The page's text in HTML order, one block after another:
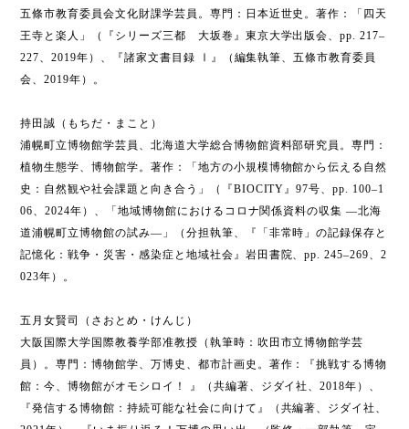
五條市教育委員会文化財課学芸員。専門：日本近世史。著作：「四天
王寺と楽人」（『シリーズ三都 大坂巻』東京大学出版会、pp. 217–
227、2019年）、『諸家文書目録 Ⅰ』（編集執筆、五條市教育委員
会、2019年）。
持田誠（もちだ・まこと）
浦幌町立博物館学芸員、北海道大学総合博物館資料部研究員。専門：
植物生態学、博物館学。著作：「地方の小規模博物館から伝える自然
史：自然観や社会課題と向き合う」（『BIOCITY』97号、pp. 100–1
06、2024年）、「地域博物館におけるコロナ関係資料の収集 ―北海
道浦幌町立博物館の試み―」（分担執筆、『「非常時」の記録保存と
記憶化：戦争・災害・感染症と地域社会』岩田書院、pp. 245–269、2
023年）。
五月女賢司（さおとめ・けんじ）
大阪国際大学国際教養学部准教授（執筆時：吹田市立博物館学芸
員）。専門：博物館学、万博史、都市計画史。著作：『挑戦する博物
館：今、博物館がオモシロイ！ 』（共編著、ジダイ社、2018年）、
『発信する博物館：持続可能な社会に向けて』（共編著、ジダイ社、